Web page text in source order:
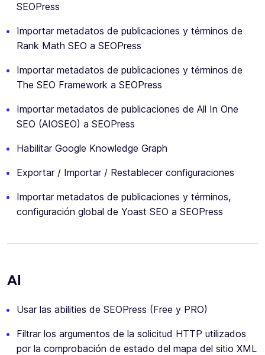
SEOPress
Importar metadatos de publicaciones y términos de
Rank Math SEO a SEOPress
Importar metadatos de publicaciones y términos de
The SEO Framework a SEOPress
Importar metadatos de publicaciones de All In One
SEO (AIOSEO) a SEOPress
Habilitar Google Knowledge Graph
Exportar / Importar / Restablecer configuraciones
Importar metadatos de publicaciones y términos,
configuración global de Yoast SEO a SEOPress
AI
Usar las abilities de SEOPress (Free y PRO)
Filtrar los argumentos de la solicitud HTTP utilizados
por la comprobación de estado del mapa del sitio XML